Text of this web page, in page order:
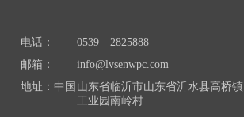
电话：
0539—2825888
邮箱：
info@lvsenwpc.com
地址：中国 山东省临沂市山东省沂水县高桥镇
工业园南岭村